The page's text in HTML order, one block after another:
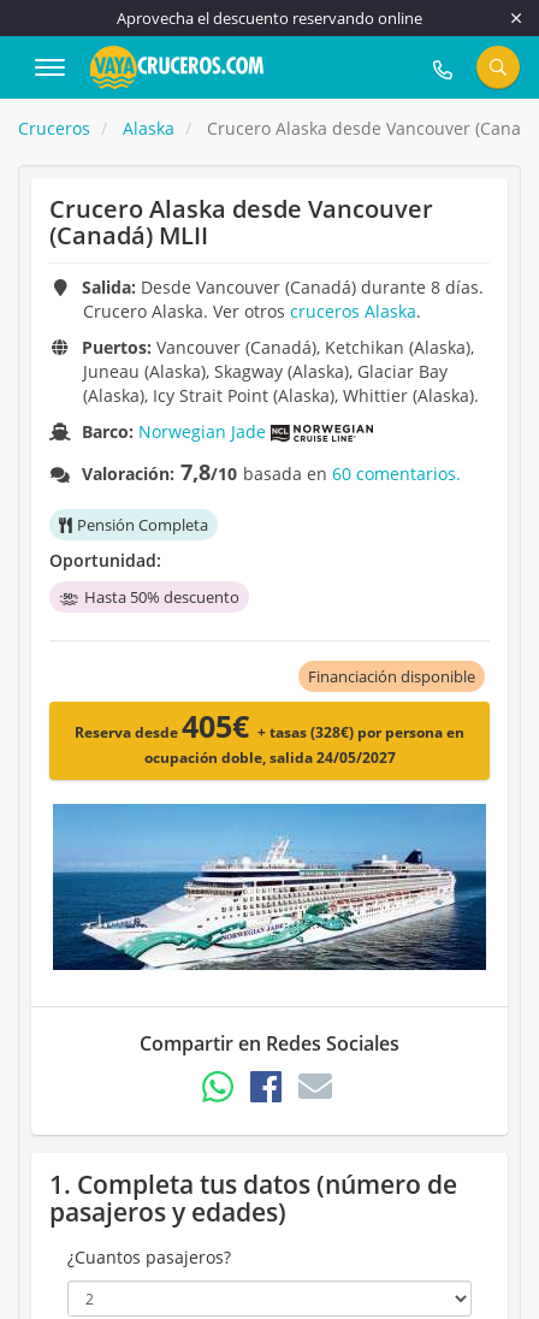
Aprovecha el descuento reservando online
917 815 555
Cruceros Alaska Crucero Alaska desde Vancouver
Crucero Alaska desde Vancouver
(Canadá) MLII
Salida: Desde Vancouver (Canadá) durante 8 días.
Crucero Alaska. Ver otros cruceros Alaska.
Puertos: Vancouver (Canadá), Ketchikan (Alaska),
Juneau (Alaska), Skagway (Alaska), Glaciar Bay
(Alaska), Icy Strait Point (Alaska), Whittier (Alaska).
Barco: Norwegian Jade
Valoración: 7,8/10 basada en60 comentarios.
Pensión Completa
Oportunidad:
Hasta 50% descuento
Financiación disponible
Reserva desde405€ + tasas (328€) por persona en
ocupación doble, salida 24/05/2027
Compartir en Redes Sociales
1. Completa tus datos (número de
pasajeros y edades)
¿Cuantos pasajeros?